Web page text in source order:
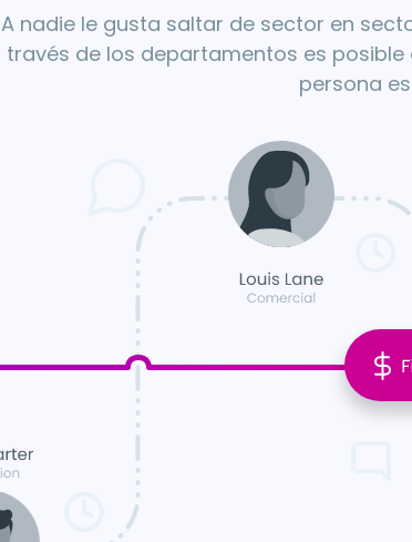
A nadie le gusta saltar de sector en
través de los departamentos es
persona